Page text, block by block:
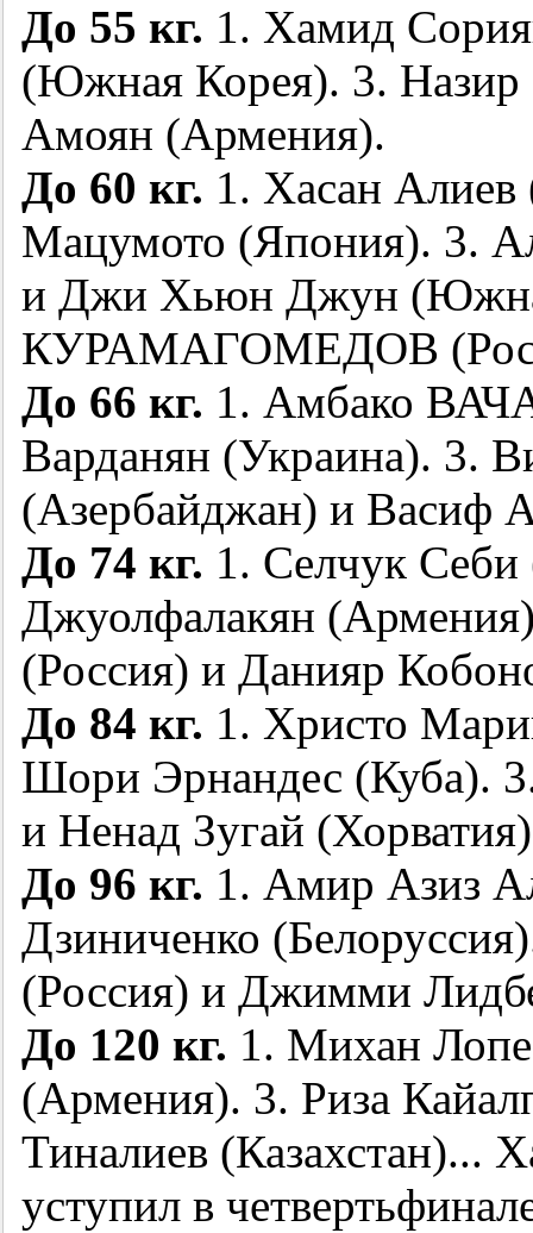
До 55 кг. 1. Хамид
(Южная Корея). 3.
Амоян (Армения).
До 60 кг. 1. Хасан
Мацумото (Япония). 3.
и Джи Хьюн Джун
КУРАМАГОМЕДОВ
До 66 кг. 1. Амбако
Варданян (Украина). 3.
(Азербайджан) и Васиф
До 74 кг. 1. Селчук
Джуолфалакян
(Россия) и Данияр
До 84 кг. 1. Христо
Шори Эрнандес (Куба).
и Ненад Зугай
До 96 кг. 1. Амир Азиз
Дзиниченко
(Россия) и Джимми
До 120 кг. 1. Михан
(Армения). 3. Риза
Тиналиев (Казахстан)...
уступил в